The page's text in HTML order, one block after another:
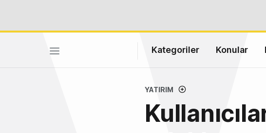
Kategoriler Konular
YATIRIM